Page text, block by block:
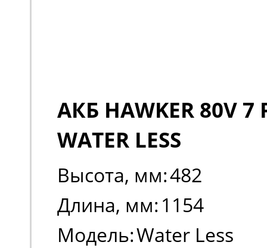
АКБ HAWKER 80V 7
WATER LESS
Высота, мм:482
Длина, мм: 1154
Модель:Water Less